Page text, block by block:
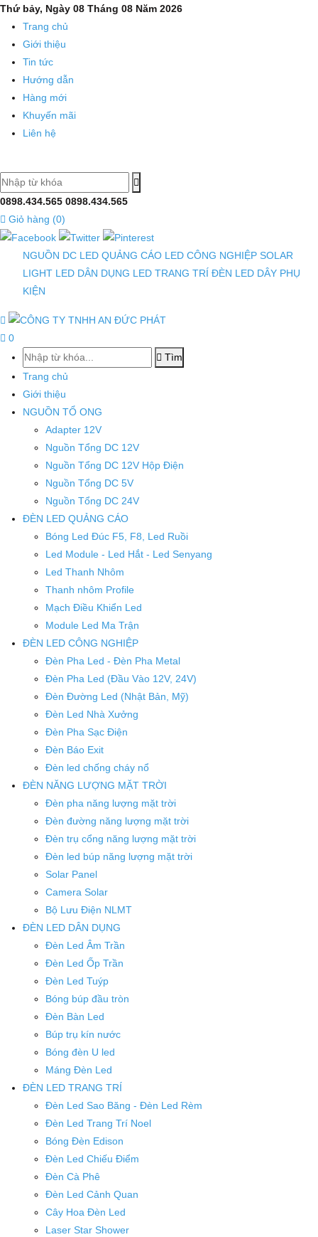
Thanh
nhôm
profile,
thanh
nhôm
đèn
máng
đèn
định
hình,
giá
rẻ,
nguonled.vn
Thứ bảy, Ngày 08 Tháng 08 Năm 2026
Trang chủ
Giới thiệu
Tin tức
Hướng dẫn
Hàng mới
Khuyến mãi
Liên hệ
0898.434.565 0898.434.565
Giỏ hàng (0)
NGUỒN DC LED QUẢNG CÁO LED CÔNG NGHIỆP SOLAR
LIGHT LED DÂN DỤNG LED TRANG TRÍ ĐÈN LED DÂY PHỤ
KIỆN
0
Tìm
Trang chủ
Giới thiệu
NGUỒN TỔ ONG
Adapter 12V
Nguồn Tổng DC 12V
Nguồn Tổng DC 12V Hộp Điện
Nguồn Tổng DC 5V
Nguồn Tổng DC 24V
ĐÈN LED QUẢNG CÁO
Bóng Led Đúc F5, F8, Led Ruồi
Led Module - Led Hắt - Led Senyang
Led Thanh Nhôm
Thanh nhôm Profile
Mạch Điều Khiển Led
Module Led Ma Trận
ĐÈN LED CÔNG NGHIỆP
Đèn Pha Led - Đèn Pha Metal
Đèn Pha Led (Đầu Vào 12V, 24V)
Đèn Đường Led (Nhật Bản, Mỹ)
Đèn Led Nhà Xưởng
Đèn Pha Sạc Điện
Đèn Báo Exit
Đèn led chống cháy nổ
ĐÈN NĂNG LƯỢNG MẶT TRỜI
Đèn pha năng lượng mặt trời
Đèn đường năng lượng mặt trời
Đèn trụ cổng năng lượng mặt trời
Đèn led búp năng lượng mặt trời
Solar Panel
Camera Solar
Bộ Lưu Điện NLMT
ĐÈN LED DÂN DỤNG
Đèn Led Âm Trần
Đèn Led Ốp Trần
Đèn Led Tuýp
Bóng búp đầu tròn
Đèn Bàn Led
Búp trụ kín nước
Bóng đèn U led
Máng Đèn Led
ĐÈN LED TRANG TRÍ
Đèn Led Sao Băng - Đèn Led Rèm
Đèn Led Trang Trí Noel
Bóng Đèn Edison
Đèn Led Chiếu Điểm
Đèn Cà Phê
Đèn Led Cảnh Quan
Cây Hoa Đèn Led
Laser Star Shower